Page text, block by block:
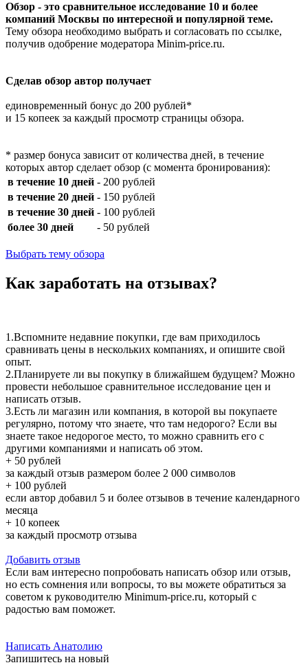
Обзор - это сравнительное исследование 10 и более
компаний Москвы по интересной и популярной теме.
Тему обзора необходимо выбрать и согласовать по ссылке,
получив одобрение модератора Minim-price.ru.
Сделав обзор автор получает
единовременный бонус до 200 рублей*
и 15 копеек за каждый просмотр страницы обзора.
* размер бонуса зависит от количества дней, в течение
которых автор сделает обзор (с момента бронирования):
в течение 10 дней - 200 рублей
в течение 20 дней - 150 рублей
в течение 30 дней - 100 рублей
более 30 дней
- 50 рублей
Выбрать тему обзора
Как заработать на отзывах?
1.Вспомните недавние покупки, где вам приходилось
сравнивать цены в нескольких компаниях, и опишите свой
опыт.
2.Планируете ли вы покупку в ближайшем будущем? Можно
провести небольшое сравнительное исследование цен и
написать отзыв.
3.Есть ли магазин или компания, в которой вы покупаете
регулярно, потому что знаете, что там недорого? Если вы
знаете такое недорогое место, то можно сравнить его с
другими компаниями и написать об этом.
+ 50 рублей
за каждый отзыв размером более 2 000 символов
+ 100 рублей
если автор добавил 5 и более отзывов в течение календарного
месяца
+ 10 копеек
за каждый просмотр отзыва
Добавить отзыв
Если вам интересно попробовать написать обзор или отзыв,
но есть сомнения или вопросы, то вы можете обратиться за
советом к руководителю Minimum-price.ru, который с
радостью вам поможет.
Написать Анатолию
Запишитесь на новый